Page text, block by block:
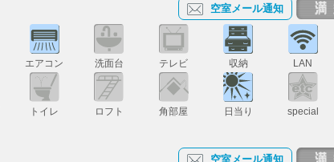
空室メール通知
エアコン 洗面台 テレビ 収納 LAN
トイレ ロフト 角部屋 日当り special
空室メール通知